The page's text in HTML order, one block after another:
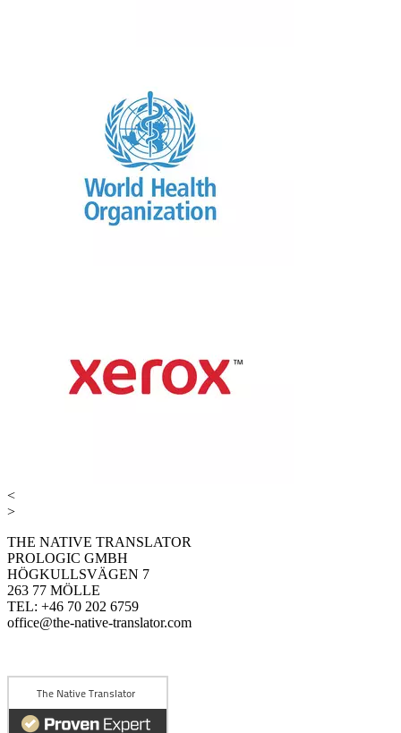
<
>
THE NATIVE TRANSLATOR
PROLOGIC GMBH
HÖGKULLSVÄGEN 7
263 77 MÖLLE
TEL: +46 70 202 6759
office@the-native-translator.com